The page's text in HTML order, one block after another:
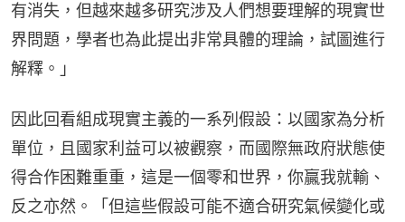
有消失，但越來越多研究涉及人們想要理解的現實世
界問題，學者也為此提出非常具體的理論，試圖進行
解釋。」
因此回看組成現實主義的一系列假設：以國家為分析
單位，且國家利益可以被觀察，而國際無政府狀態使
得合作困難重重，這是一個零和世界，你贏我就輸、
反之亦然。「但這些假設可能不適合研究氣候變化或